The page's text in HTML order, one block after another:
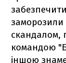
заморозили
скандалом,
командою
іншою